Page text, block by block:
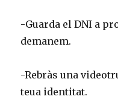
-Guarda el DNI a
demanem.
-Rebràs una
teua identitat.